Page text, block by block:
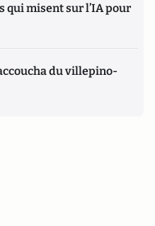
qui misent sur l’IA pour
du villepino-